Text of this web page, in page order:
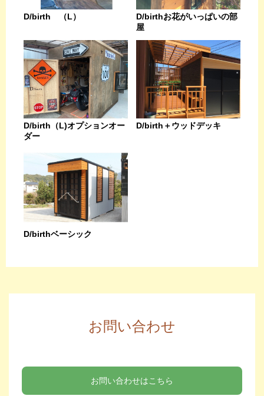
D/birth （L）
D/birthお花がいっぱいの部
屋
D/birth（L)オプションオー
ダー
D/birth＋ウッドデッキ
D/birthベーシック
お問い合わせ
お問い合わせはこちら